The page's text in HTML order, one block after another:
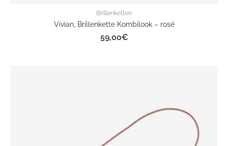
Brillenketten
Vivian, Brillenkette Kombilook – rosé
59,00€